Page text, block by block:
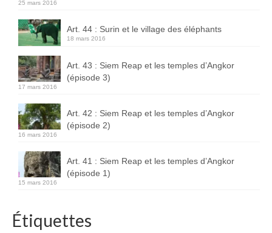
Images à la Une
Menu
25 mars 2016
Art. 44 : Surin et le village des éléphants
18 mars 2016
Art. 43 : Siem Reap et les temples d’Angkor
(épisode 3)
17 mars 2016
Art. 42 : Siem Reap et les temples d’Angkor
(épisode 2)
16 mars 2016
Art. 41 : Siem Reap et les temples d’Angkor
(épisode 1)
15 mars 2016
Étiquettes